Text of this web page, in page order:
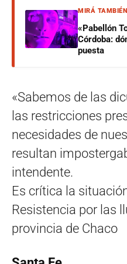
MIRÁ TAMBIÉN
«Pabellón
Córdoba:
puesta
«Sabemos de las
las restricciones
necesidades de
resultan
intendente.
Es crítica la
Resistencia por las
provincia de Chaco